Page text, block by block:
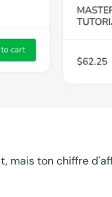
mais ton chiffre